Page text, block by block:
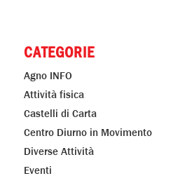
CATEGORIE
Agno INFO
Attività fisica
Castelli di Carta
Centro Diurno in Movimento
Diverse Attività
Eventi